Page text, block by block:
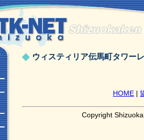
ウィスティリア伝馬町タワー
HOME |
Copyright